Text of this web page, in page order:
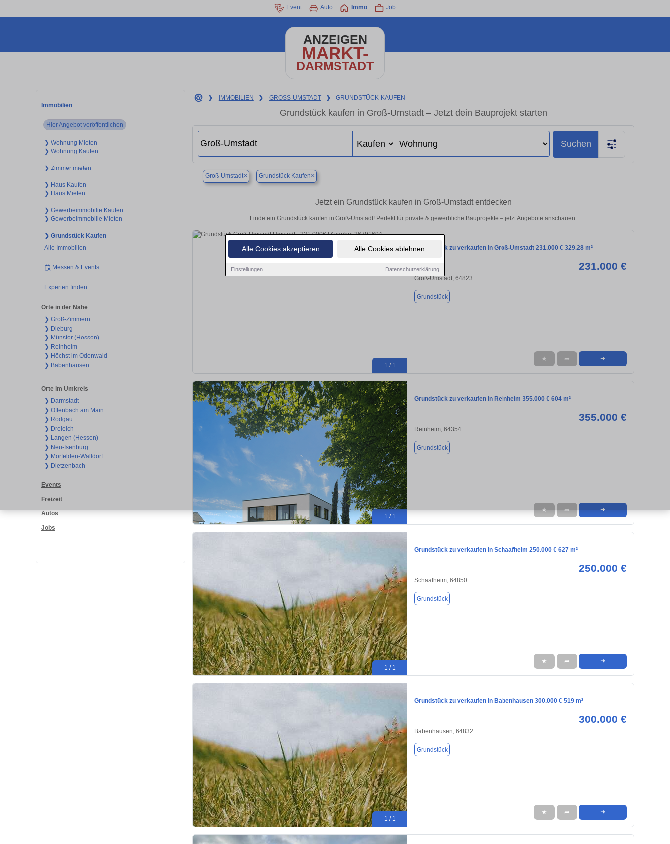
Alle Cookies akzeptieren Alle Cookies ablehnen
Einstellungen Datenschutzerklärung
Event Auto Immo Job
ANZEIGEN
MARKT-
DARMSTADT
Immobilien
Hier Angebot veröffentlichen
❯ Wohnung Mieten
❯ Wohnung Kaufen
❯ Zimmer mieten
❯ Haus Kaufen
❯ Haus Mieten
❯ Gewerbeimmobilie Kaufen
❯ Gewerbeimmobilie Mieten
❯ Grundstück Kaufen
Alle Immobilien
Messen & Events
Experten finden
Orte in der Nähe
❯ Groß-Zimmern
❯ Dieburg
❯ Münster (Hessen)
❯ Reinheim
❯ Höchst im Odenwald
❯ Babenhausen
Orte im Umkreis
❯ Darmstadt
❯ Offenbach am Main
❯ Rodgau
❯ Dreieich
❯ Langen (Hessen)
❯ Neu-Isenburg
❯ Mörfelden-Walldorf
❯ Dietzenbach
Events
Freizeit
Autos
Jobs
❯ IMMOBILIEN ❯ GROSS-UMSTADT ❯ GRUNDSTÜCK-KAUFEN
Grundstück kaufen in Groß-Umstadt – Jetzt dein Bauprojekt starten
Suchen
Groß-Umstadt× Grundstück Kaufen×
Jetzt ein Grundstück kaufen in Groß-Umstadt entdecken
Finde ein Grundstück kaufen in Groß-Umstadt! Perfekt für private & gewerbliche Bauprojekte – jetzt Angebote anschauen.
1 / 1
Grundstück zu verkaufen in Groß-Umstadt 231.000 € 329.28 m²
231.000 €
Groß-Umstadt, 64823
Grundstück
★ ➦ ➜
1 / 1
Grundstück zu verkaufen in Reinheim 355.000 € 604 m²
355.000 €
Reinheim, 64354
Grundstück
★ ➦ ➜
1 / 1
Grundstück zu verkaufen in Schaafheim 250.000 € 627 m²
250.000 €
Schaafheim, 64850
Grundstück
★ ➦ ➜
1 / 1
Grundstück zu verkaufen in Babenhausen 300.000 € 519 m²
300.000 €
Babenhausen, 64832
Grundstück
★ ➦ ➜